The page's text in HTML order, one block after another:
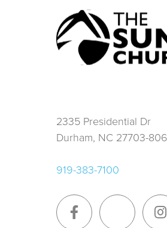
2335 Presidential Dr
Durham, NC 27703-
919-383-7100